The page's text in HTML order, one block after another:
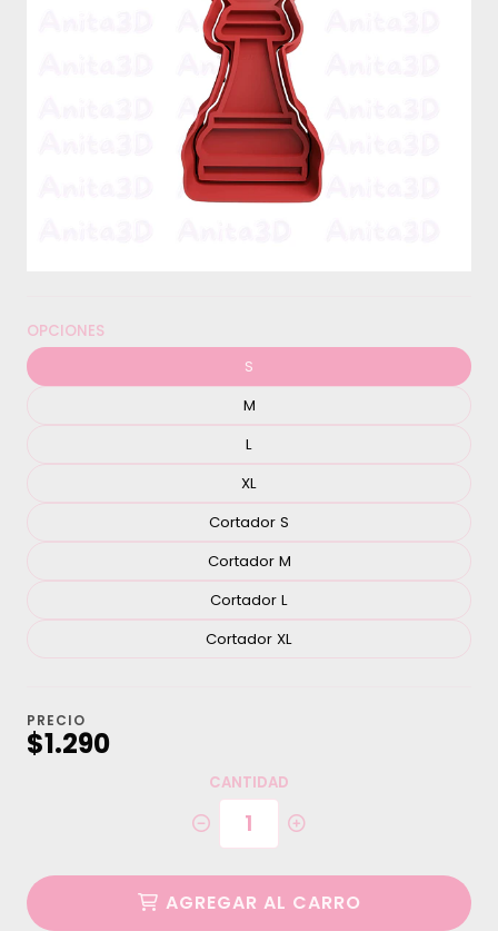
OPCIONES
S
M
L
XL
Cortador S
Cortador M
Cortador L
Cortador XL
PRECIO
$1.290
CANTIDAD
AGREGAR AL CARRO